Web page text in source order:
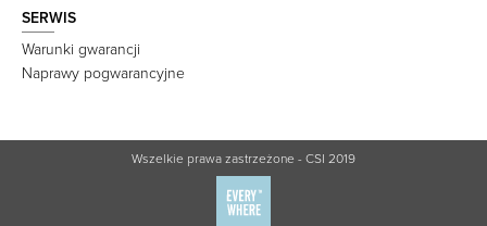
SERWIS
Warunki gwarancji
Naprawy pogwarancyjne
Wszelkie prawa zastrzeżone - CSI 2019